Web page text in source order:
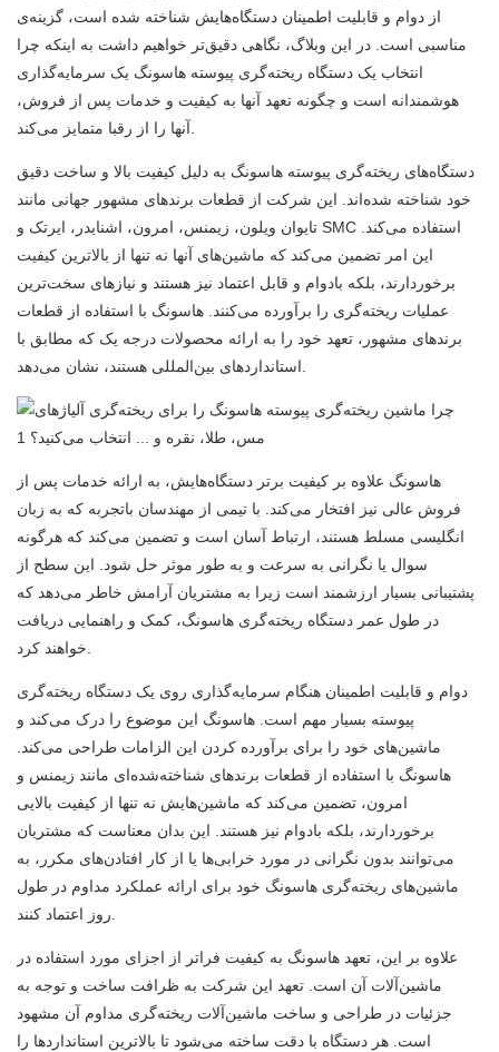
از دوام و قابلیت اطمینان دستگاه‌هایش شناخته شده است، گزینه‌ی
مناسبی است. در این وبلاگ، نگاهی دقیق‌تر خواهیم داشت به اینکه چرا
انتخاب یک دستگاه ریخته‌گری پیوسته هاسونگ یک سرمایه‌گذاری
هوشمندانه است و چگونه تعهد آنها به کیفیت و خدمات پس از فروش،
آنها را از رقبا متمایز می‌کند.
دستگاه‌های ریخته‌گری پیوسته هاسونگ به دلیل کیفیت بالا و ساخت دقیق
خود شناخته شده‌اند. این شرکت از قطعات برندهای مشهور جهانی مانند
تایوان ویلون، زیمنس، امرون، اشنایدر، ایرتک و SMC استفاده می‌کند.
این امر تضمین می‌کند که ماشین‌های آنها نه تنها از بالاترین کیفیت
برخوردارند، بلکه بادوام و قابل اعتماد نیز هستند و نیازهای سخت‌ترین
عملیات ریخته‌گری را برآورده می‌کنند. هاسونگ با استفاده از قطعات
برندهای مشهور، تعهد خود را به ارائه محصولات درجه یک که مطابق با
استانداردهای بین‌المللی هستند، نشان می‌دهد.
هاسونگ علاوه بر کیفیت برتر دستگاه‌هایش، به ارائه خدمات پس از
فروش عالی نیز افتخار می‌کند. با تیمی از مهندسان باتجربه که به زبان
انگلیسی مسلط هستند، ارتباط آسان است و تضمین می‌کند که هرگونه
سوال یا نگرانی به سرعت و به طور موثر حل شود. این سطح از
پشتیبانی بسیار ارزشمند است زیرا به مشتریان آرامش خاطر می‌دهد که
در طول عمر دستگاه ریخته‌گری هاسونگ، کمک و راهنمایی دریافت
خواهند کرد.
دوام و قابلیت اطمینان هنگام سرمایه‌گذاری روی یک دستگاه ریخته‌گری
پیوسته بسیار مهم است. هاسونگ این موضوع را درک می‌کند و
ماشین‌های خود را برای برآورده کردن این الزامات طراحی می‌کند.
هاسونگ با استفاده از قطعات برندهای شناخته‌شده‌ای مانند زیمنس و
امرون، تضمین می‌کند که ماشین‌هایش نه تنها از کیفیت بالایی
برخوردارند، بلکه بادوام نیز هستند. این بدان معناست که مشتریان
می‌توانند بدون نگرانی در مورد خرابی‌ها یا از کار افتادن‌های مکرر، به
ماشین‌های ریخته‌گری هاسونگ خود برای ارائه عملکرد مداوم در طول
روز اعتماد کنند.
علاوه بر این، تعهد هاسونگ به کیفیت فراتر از اجزای مورد استفاده در
ماشین‌آلات آن است. تعهد این شرکت به ظرافت ساخت و توجه به
جزئیات در طراحی و ساخت ماشین‌آلات ریخته‌گری مداوم آن مشهود
است. هر دستگاه با دقت ساخته می‌شود تا بالاترین استانداردها را